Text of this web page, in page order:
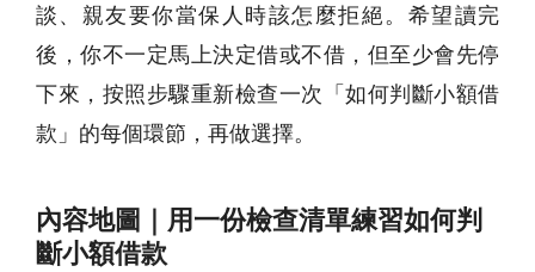
談、親友要你當保人時該怎麼拒絕。希望讀完
後，你不一定馬上決定借或不借，但至少會先停
下來，按照步驟重新檢查一次「如何判斷小額借
款」的每個環節，再做選擇。
內容地圖｜用一份檢查清單練習如何判
斷小額借款